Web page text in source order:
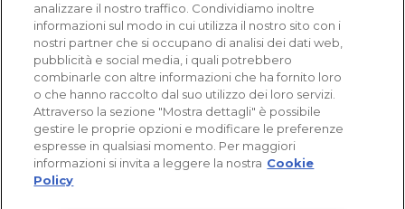
analizzare il nostro traffico. Condividiamo inoltre
informazioni sul modo in cui utilizza il nostro sito con i
nostri partner che si occupano di analisi dei dati web,
pubblicità e social media, i quali potrebbero
combinarle con altre informazioni che ha fornito loro
o che hanno raccolto dal suo utilizzo dei loro servizi.
Attraverso la sezione "Mostra dettagli" è possibile
gestire le proprie opzioni e modificare le preferenze
espresse in qualsiasi momento. Per maggiori
informazioni si invita a leggere la nostra Cookie
Policy